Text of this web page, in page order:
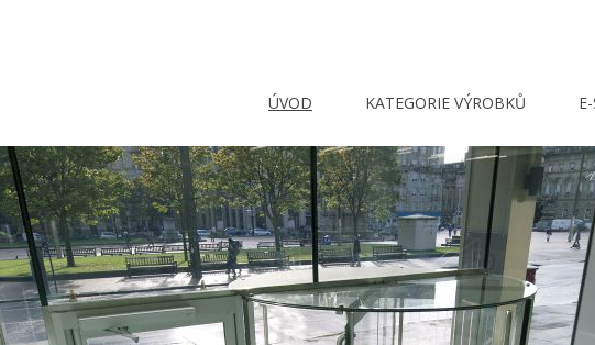
ÚVOD KATEGORIE VÝROBKŮ